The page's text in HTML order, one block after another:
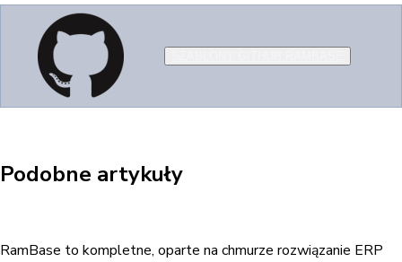
Podobne artykuły
RamBase to kompletne, oparte na chmurze rozwiązanie ERP